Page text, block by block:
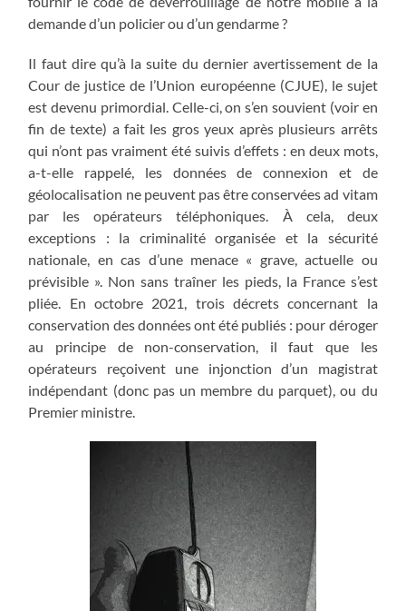
demande d’un policier ou d’un gendarme ?
Il faut dire qu’à la suite du dernier avertissement de la
Cour de justice de l’Union européenne (CJUE), le sujet
est devenu primordial. Celle-ci, on s’en souvient (voir en
fin de texte) a fait les gros yeux après plusieurs arrêts
qui n’ont pas vraiment été suivis d’effets : en deux mots,
a-t-elle rappelé, les données de connexion et de
géolocalisation ne peuvent pas être conservées ad vitam
par les opérateurs téléphoniques. À cela, deux
exceptions : la criminalité organisée et la sécurité
nationale, en cas d’une menace « grave, actuelle ou
prévisible ». Non sans traîner les pieds, la France s’est
pliée. En octobre 2021, trois décrets concernant la
conservation des données ont été publiés : pour déroger
au principe de non-conservation, il faut que les
opérateurs reçoivent une injonction d’un magistrat
indépendant (donc pas un membre du parquet), ou du
Premier ministre.